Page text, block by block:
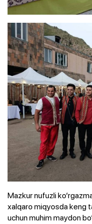
Mazkur nufuzli
xalqaro miqyosda keng
uchun muhim maydon